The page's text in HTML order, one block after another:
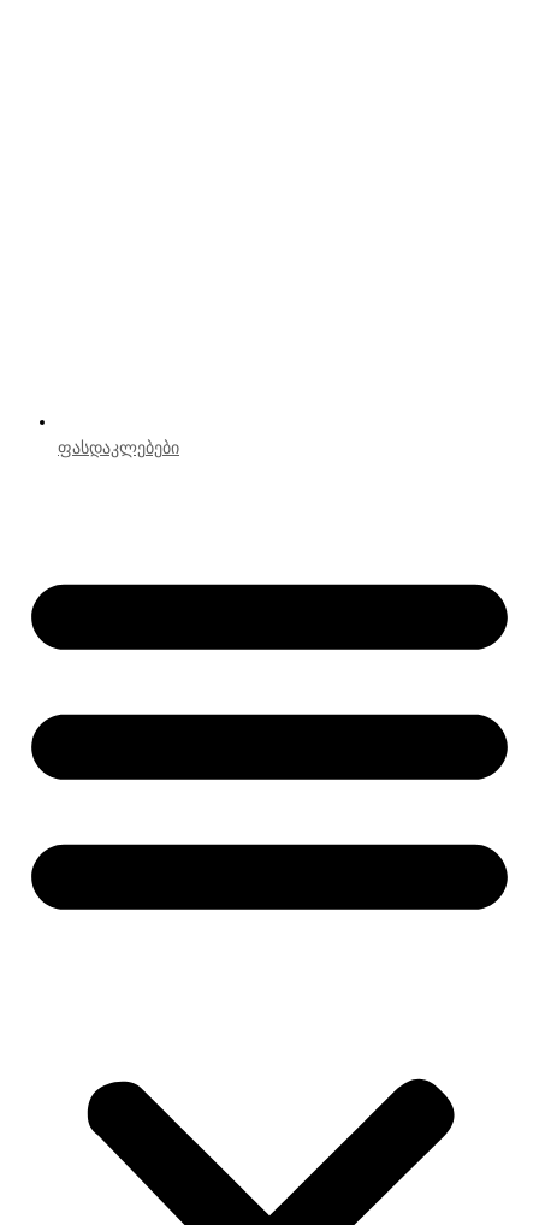
ფასდაკლებები